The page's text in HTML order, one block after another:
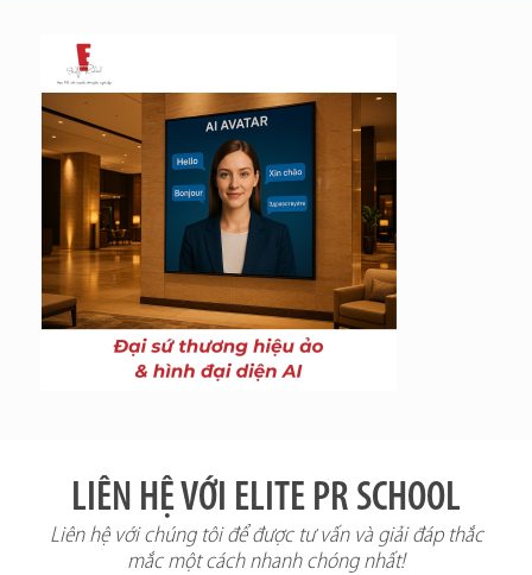
LIÊN HỆ VỚI ELITE PR SCHOOL
Liên hệ với chúng tôi để được tư vấn và giải đáp thắc
mắc một cách nhanh chóng nhất!